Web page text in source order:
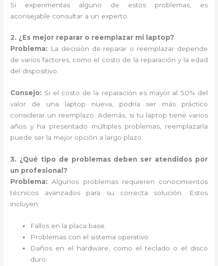
Si experimentas alguno de estos problemas, es
aconsejable consultar a un experto.
2. ¿Es mejor reparar o reemplazar mi laptop?
Problema: La decisión de reparar o reemplazar depende
de varios factores, como el costo de la reparación y la edad
del dispositivo.
Consejo: Si el costo de la reparación es mayor al 50% del
valor de una laptop nueva, podría ser más práctico
considerar un reemplazo. Además, si tu laptop tiene varios
años y ha presentado múltiples problemas, reemplazarla
puede ser la mejor opción a largo plazo.
3. ¿Qué tipo de problemas deben ser atendidos por
un profesional?
Problema: Algunos problemas requieren conocimientos
técnicos avanzados para su correcta solución. Estos
incluyen:
Fallos en la placa base.
Problemas con el sistema operativo.
Daños en el hardware, como el teclado o el disco
duro.